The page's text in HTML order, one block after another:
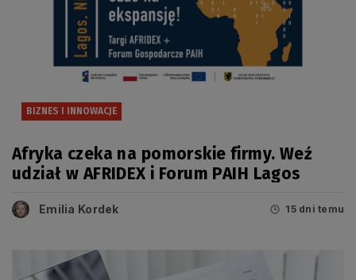
BIZNES I INNOWACJE
Afryka czeka na pomorskie firmy. Weź
udział w AFRIDEX i Forum PAIH Lagos
Emilia Kordek 15 dni temu